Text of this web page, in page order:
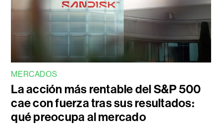
MERCADOS
La acción más rentable del S&P 500
cae con fuerza tras sus resultados:
qué preocupa al mercado